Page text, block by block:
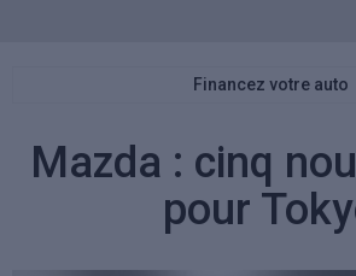
Financez votre auto
Mazda : cinq
pour